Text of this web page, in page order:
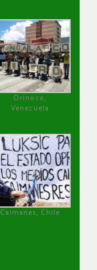
Orinoco,
Venezuela
Caimanes, Chile